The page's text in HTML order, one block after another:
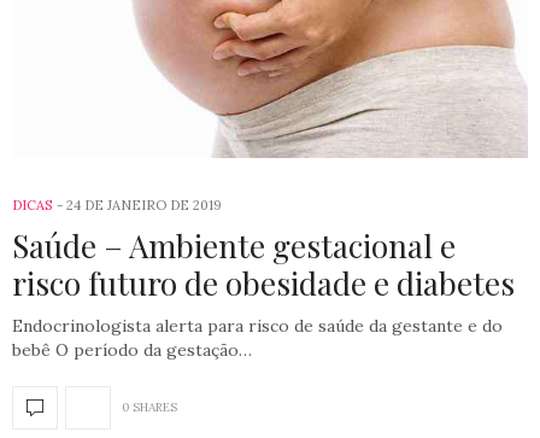
DICAS 24 DE JANEIRO DE 2019
Saúde – Ambiente gestacional e
risco futuro de obesidade e diabetes
Endocrinologista alerta para risco de saúde da gestante e do
bebê O período da gestação…
0 SHARES